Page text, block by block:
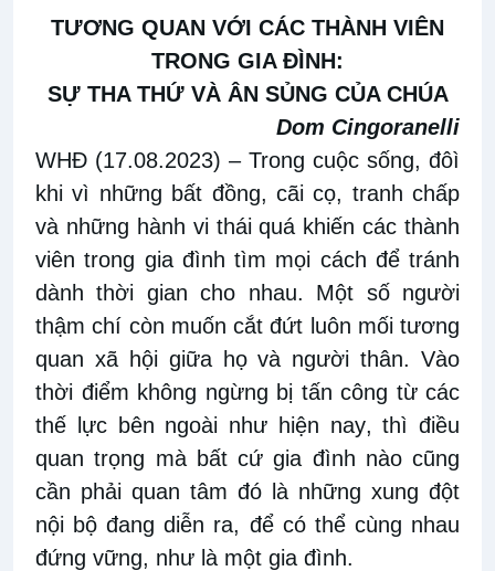
TƯƠNG QUAN VỚI CÁC THÀNH VIÊN
TRONG GIA ĐÌNH:
SỰ THA THỨ VÀ ÂN SỦNG CỦA CHÚA
Dom Cingoranelli
WHĐ (17.08.2023) – Trong cuộc sống, đôì
khi vì những bất đồng, cãi cọ, tranh chấp
và những hành vi thái quá khiến các thành
viên trong gia đình tìm mọi cách để tránh
dành thời gian cho nhau. Một số người
thậm chí còn muốn cắt đứt luôn mối tương
quan xã hội giữa họ và người thân. Vào
thời điểm không ngừng bị tấn công từ các
thế lực bên ngoài như hiện nay, thì điều
quan trọng mà bất cứ gia đình nào cũng
cần phải quan tâm đó là những xung đột
nội bộ đang diễn ra, để có thể cùng nhau
đứng vững, như là một gia đình.